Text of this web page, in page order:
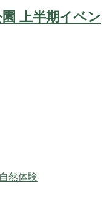
上半期イベン
自然体験